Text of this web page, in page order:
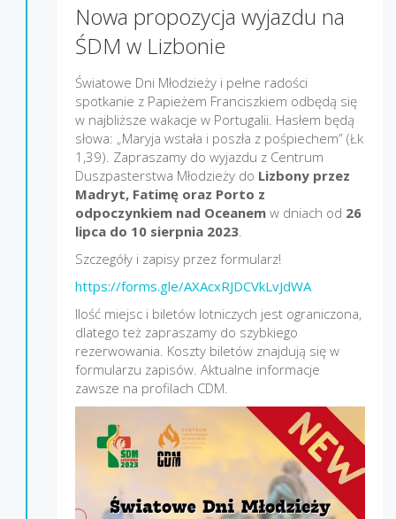
Nowa propozycja wyjazdu na
ŚDM w Lizbonie
Światowe Dni Młodzieży i pełne radości
spotkanie z Papieżem Franciszkiem odbędą się
w najbliższe wakacje w Portugalii. Hasłem będą
słowa: „Maryja wstała i poszła z pośpiechem” (Łk
1,39). Zapraszamy do wyjazdu z Centrum
Duszpasterstwa Młodzieży do Lizbony przez
Madryt, Fatimę oraz Porto z
odpoczynkiem nad Oceanem w dniach od 26
lipca do 10 sierpnia 2023
Szczegóły i zapisy przez formularz!
https://forms.gle/AXAcxRJDCVkLvJdWA
Ilość miejsc i biletów lotniczych jest ograniczona,
dlatego też zapraszamy do szybkiego
rezerwowania. Koszty biletów znajdują się w
formularzu zapisów. Aktualne informacje
zawsze na profilach CDM.